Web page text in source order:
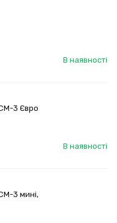
В наявності
3 Євро
В наявності
3 мині,